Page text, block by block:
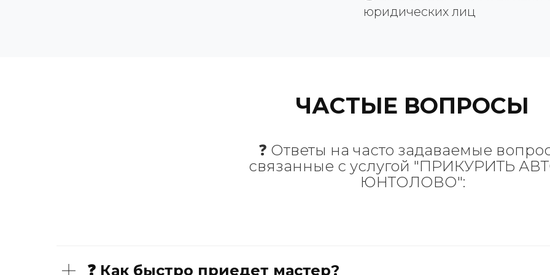
юридических лиц
ЧАСТЫЕ ВОПРОСЫ
❓ Ответы на часто задаваемые
связанные с услугой "ПРИКУРИТЬ
ЮНТОЛОВО":
❓ Как быстро приедет мастер?